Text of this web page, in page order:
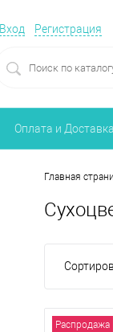
Вход Регистрация
Оплата и Доставка
Главная
Распродажа